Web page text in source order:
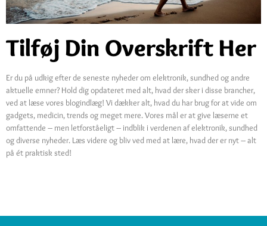
Tilføj Din Overskrift Her
Er du på udkig efter de seneste nyheder om elektronik, sundhed og andre
aktuelle emner? Hold dig opdateret med alt, hvad der sker i disse brancher,
ved at læse vores blogindlæg! Vi dækker alt, hvad du har brug for at vide om
gadgets, medicin, trends og meget mere. Vores mål er at give læserne et
omfattende – men letforståeligt – indblik i verdenen af elektronik, sundhed
og diverse nyheder. Læs videre og bliv ved med at lære, hvad der er nyt – alt
på ét praktisk sted!